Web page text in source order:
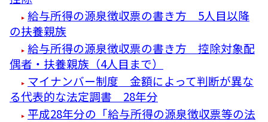
給与所得の源泉徴収票の書き方 5人目以降
の扶養親族
給与所得の源泉徴収票の書き方 控除対象配
偶者・扶養親族（4人目まで）
マイナンバー制度 金額によって判断が異な
る代表的な法定調書 28年分
平成28年分の「給与所得の源泉徴収票等の法